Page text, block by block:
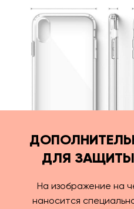
ДЛЯ
На изображение на
наносится